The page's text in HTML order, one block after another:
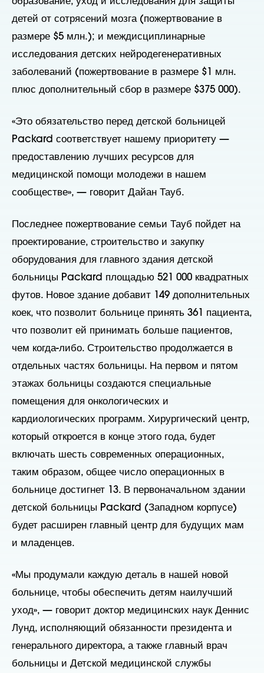
детей от сотрясений мозга (пожертвование в
размере $5 млн.); и междисциплинарные
исследования детских нейродегенеративных
заболеваний (пожертвование в размере $1 млн.
плюс дополнительный сбор в размере $375 000).
«Это обязательство перед детской больницей
Packard соответствует нашему приоритету —
предоставлению лучших ресурсов для
медицинской помощи молодежи в нашем
сообществе», — говорит Дайан Тауб.
Последнее пожертвование семьи Тауб пойдет на
проектирование, строительство и закупку
оборудования для главного здания детской
больницы Packard площадью 521 000 квадратных
футов. Новое здание добавит 149 дополнительных
коек, что позволит больнице принять 361 пациента,
что позволит ей принимать больше пациентов,
чем когда-либо. Строительство продолжается в
отдельных частях больницы. На первом и пятом
этажах больницы создаются специальные
помещения для онкологических и
кардиологических программ. Хирургический центр,
который откроется в конце этого года, будет
включать шесть современных операционных,
таким образом, общее число операционных в
больнице достигнет 13. В первоначальном здании
детской больницы Packard (Западном корпусе)
будет расширен главный центр для будущих мам
и младенцев.
«Мы продумали каждую деталь в нашей новой
больнице, чтобы обеспечить детям наилучший
уход», — говорит доктор медицинских наук Деннис
Лунд, исполняющий обязанности президента и
генерального директора, а также главный врач
больницы и Детской медицинской службы